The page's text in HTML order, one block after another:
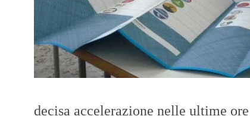
decisa accelerazione nelle ultime